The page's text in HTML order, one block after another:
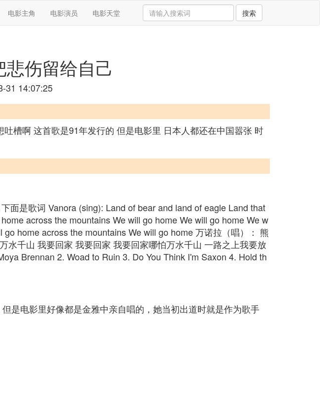
电影主角 电影演员 电影天堂 搜索
伤留给自己
31 14:07:25
槽啊 这首歌是91年发行的 但是电影里 日本人都还在中国嚣张 时
是歌词 Vanora (sing): Land of bear and land of eagle Land that
across the mountains We will go home We will go home We w
home across the mountains We will go home 万诺拉（唱）： 熊
千山 我要回家 我要回家 我要回家哪怕万水千山 一路之上我要放
Brennan 2. Woad to Ruin 3. Do You Think I'm Saxon 4. Hold th
是电影里好像都是金雅中亲自唱的，她当初出道时就是作为歌手